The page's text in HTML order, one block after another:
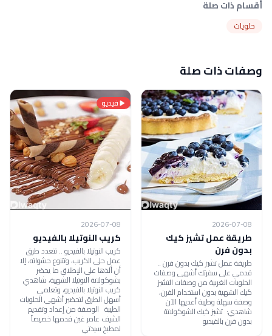
أقسام ذات صلة
حلويات
وصفات ذات صلة
2026-07-08
طريقة عمل تشيز كيك
بدون فرن
طريقة عمل تشيز كيك بدون فرن ..
قدمي على سفرتك أشهى وصفات
الحلويات الغربية من وصفات التشيز
كيك الشهية بدون استخدام الفرن،
وصفة سهلة وطيبة أعديها الآن
شاهدي: تشيز كيك الشوكولاتة
بدون فرن بالفيديو
فيديو
2026-07-08
كريب النوتيلا بالفيديو
كريب النوتيلا بالفيديو .. تتعدد طرق
عمل حلى الكريب، وتتنوع حشواته، إلا
أن ألذها على الإطلاق ما يحضر
بشوكولاتة النوتيلا الشهية، شاهدي
كريب النوتيلا بالفيديو، وتعلمي
أسهل الطرق لتحضير أشهى الحلويات
الطيبة الوصفة من إعداد وتقديم
الشيف عامر غبن قدمها خصيصاً
لمطبخ سيدتي